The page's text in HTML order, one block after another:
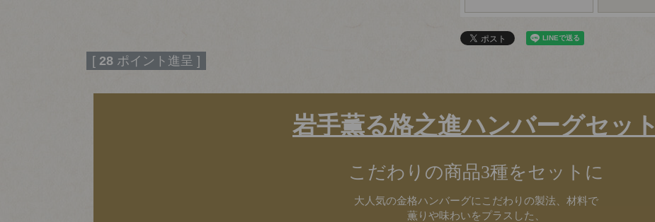
[ 28 ポイント進呈 ]
岩手薫る格之進ハンバーグセット
こだわりの商品3種をセットに
大人気の金格ハンバーグにこだわりの製法、材料で
薫りや味わいをプラスした、